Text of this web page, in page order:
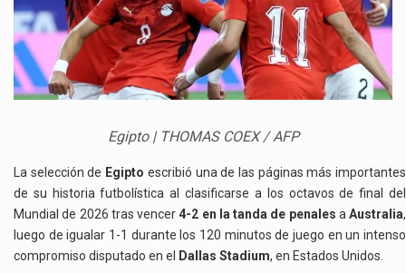
AL
ELIMINAR
AUSTRALIA
DESDE
PENAL
Egipto | THOMAS COEX / AFP
La selección de Egipto escribió una de las páginas más importantes
de su historia futbolística al clasificarse a los octavos de final del
Mundial de 2026 tras vencer4-2 en la tanda de penales aAustralia,
luego de igualar 1-1 durante los 120 minutos de juego en un intenso
compromiso disputado en el
Dallas Stadium, en Estados Unidos.